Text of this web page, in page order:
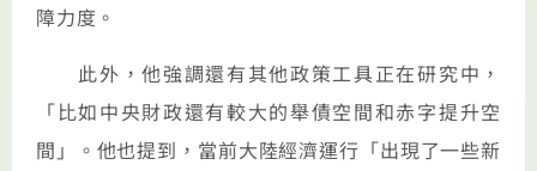
障力度。
此外，他強調還有其他政策工具正在研究中，
「比如中央財政還有較大的舉債空間和赤字提升空
間」。他也提到，當前大陸經濟運行「出現了一些新